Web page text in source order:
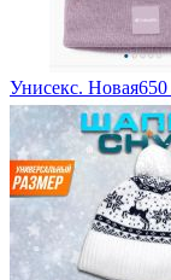
Унисекс. Новая650